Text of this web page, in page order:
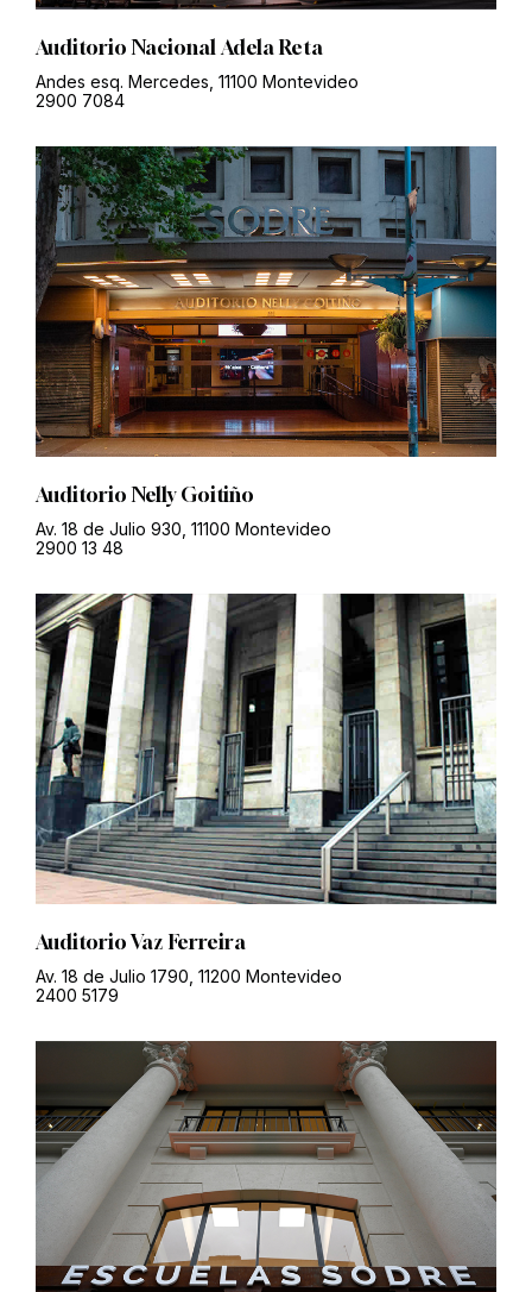
Auditorio Nacional Adela Reta
Andes esq. Mercedes, 11100 Montevideo
2900 7084
Auditorio Nelly Goitiño
Av. 18 de Julio 930, 11100 Montevideo
2900 13 48
Auditorio Vaz Ferreira
Av. 18 de Julio 1790, 11200 Montevideo
2400 5179